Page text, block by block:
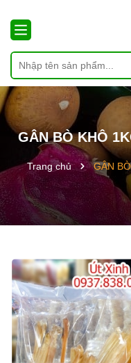
GÂN BÒ KHÔ
Trang chủ GÂN